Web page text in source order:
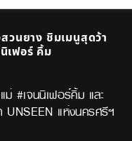
วนยาง ชิมเมนูสุดว้า
เฟอร์ คิ้ม
#เจนนิเฟอร์คิ้ม และ
UNSEEN แห่งนครศรีฯ